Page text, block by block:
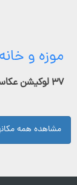
موزه و
۳۷ لوکیشن عکاسی فعال
مشاهده همه